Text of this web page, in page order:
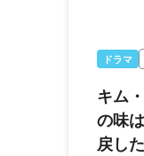
ドラマ
キム
の味
戻し